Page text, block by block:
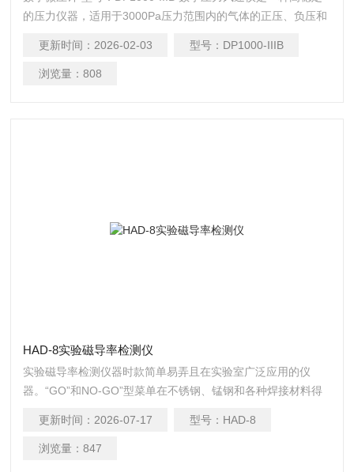
的压力仪器，适用于3000Pa压力范围内的气体的正压、负压和
更新时间： 2026-02-03 型号： DP1000-IIIB
浏览量： 808
HAD-8实验磁导率检测仪
实验磁导率检测仪器时款简单易弄且在实验室广泛应用的仪
器。“GO”和NO-GO”型菜单在不锈钢、锰钢和各种焊接材料得
境影响。在各类板材片材等各种形状产品产品上测量均能达到
较好测量效果。在测量各种低磁导率的产品都有较好的效果。
更新时间： 2026-07-17 型号： HAD-8
浏览量： 847